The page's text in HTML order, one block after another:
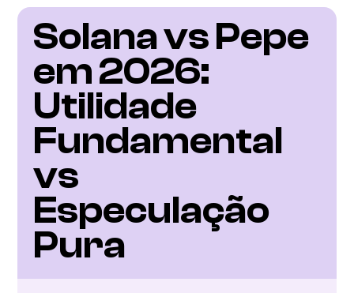
Solana vs Pepe
em 2026:
Utilidade
Fundamental
vs
Especulação
Pura